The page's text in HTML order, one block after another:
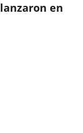
lanzaron en